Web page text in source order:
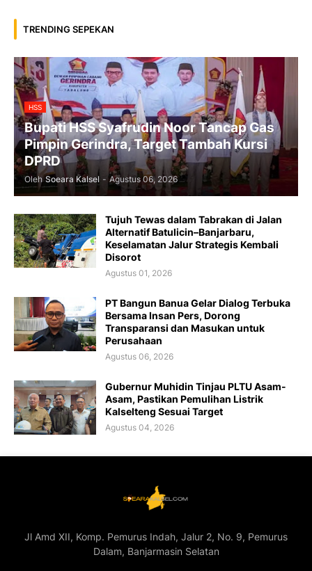
TRENDING SEPEKAN
HSS
Bupati HSS Syafrudin Noor Tancap Gas
Pimpin Gerindra, Target Tambah Kursi
DPRD
Oleh Soeara Kalsel - Agustus 06, 2026
Tujuh Tewas dalam Tabrakan di Jalan
Alternatif Batulicin–Banjarbaru,
Keselamatan Jalur Strategis Kembali
Disorot
Agustus 01, 2026
PT Bangun Banua Gelar Dialog Terbuka
Bersama Insan Pers, Dorong
Transparansi dan Masukan untuk
Perusahaan
Agustus 06, 2026
Gubernur Muhidin Tinjau PLTU Asam-
Asam, Pastikan Pemulihan Listrik
Kalselteng Sesuai Target
Agustus 04, 2026
Jl Amd XII, Komp. Pemurus Indah, Jalur 2, No. 9, Pemurus
Dalam, Banjarmasin Selatan